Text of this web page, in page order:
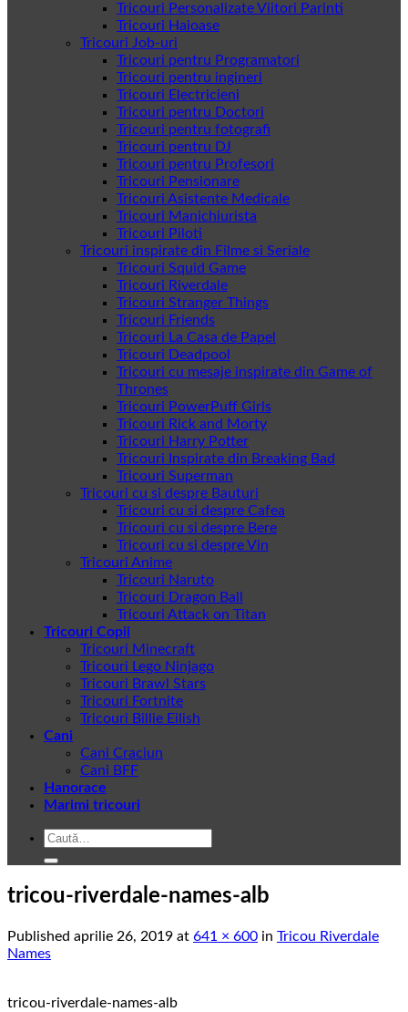
Tricouri Personalizate Viitori Parinti
Tricouri Haioase
Tricouri Job-uri
Tricouri pentru Programatori
Tricouri pentru ingineri
Tricouri Electricieni
Tricouri pentru Doctori
Tricouri pentru fotografi
Tricouri pentru DJ
Tricouri pentru Profesori
Tricouri Pensionare
Tricouri Asistente Medicale
Tricouri Manichiurista
Tricouri Piloti
Tricouri inspirate din Filme si Seriale
Tricouri Squid Game
Tricouri Riverdale
Tricouri Stranger Things
Tricouri Friends
Tricouri La Casa de Papel
Tricouri Deadpool
Tricouri cu mesaje inspirate din Game of
Thrones
Tricouri PowerPuff Girls
Tricouri Rick and Morty
Tricouri Harry Potter
Tricouri Inspirate din Breaking Bad
Tricouri Superman
Tricouri cu si despre Bauturi
Tricouri cu si despre Cafea
Tricouri cu si despre Bere
Tricouri cu si despre Vin
Tricouri Anime
Tricouri Naruto
Tricouri Dragon Ball
Tricouri Attack on Titan
Tricouri Copii
Tricouri Minecraft
Tricouri Lego Ninjago
Tricouri Brawl Stars
Tricouri Fortnite
Tricouri Billie Eilish
Cani
Cani Craciun
Cani BFF
Hanorace
Marimi tricouri
Caută
tricou-riverdale-names-alb
Published aprilie 26, 2019 at 641 × 600 in Tricou Riverdale
Names
tricou-riverdale-names-alb